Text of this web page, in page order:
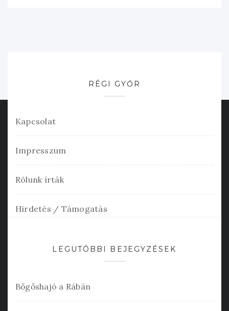
RÉGI GYŐR
Kapcsolat
Impresszum
Rólunk írták
Hirdetés / Támogatás
LEGUTÓBBI BEJEGYZÉSEK
Bőgőshajó a Rábán